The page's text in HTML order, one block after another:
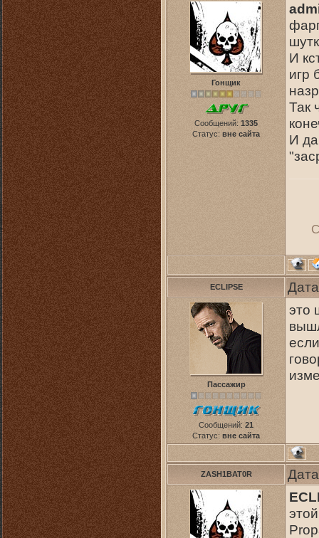
Гонщик
Сообщений: 1335
Статус: вне сайта
И
игр
Так
И
ECLIPSE
Пассажир
Сообщений: 21
Статус: вне сайта
это
ZASH1BAT0R